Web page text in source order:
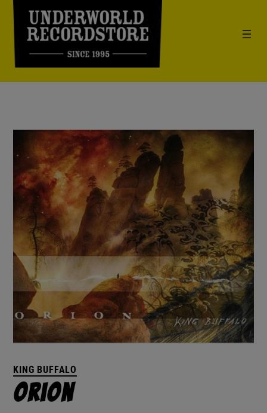
KING BUFFALO
Orion